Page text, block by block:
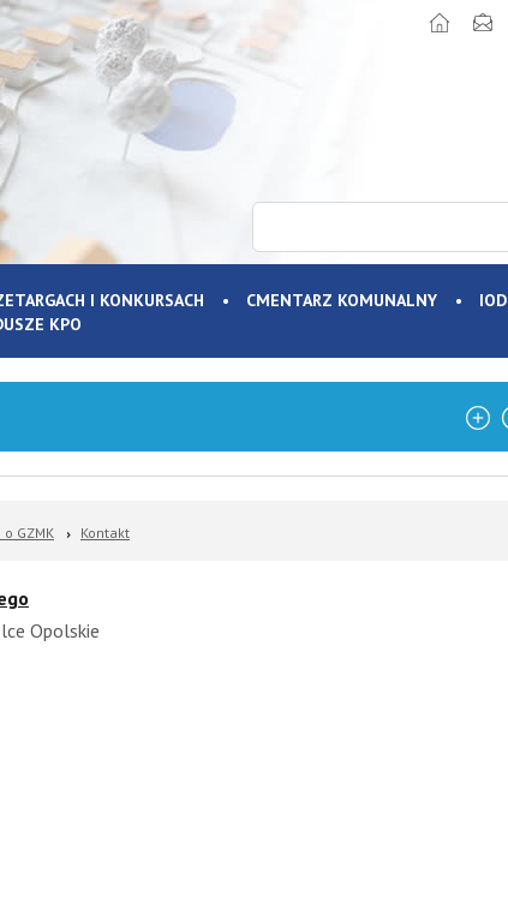
I KONKURSACH CMENTARZ KOMUNALNY
IOD
KPO
GZMK Kontakt
Opolskie